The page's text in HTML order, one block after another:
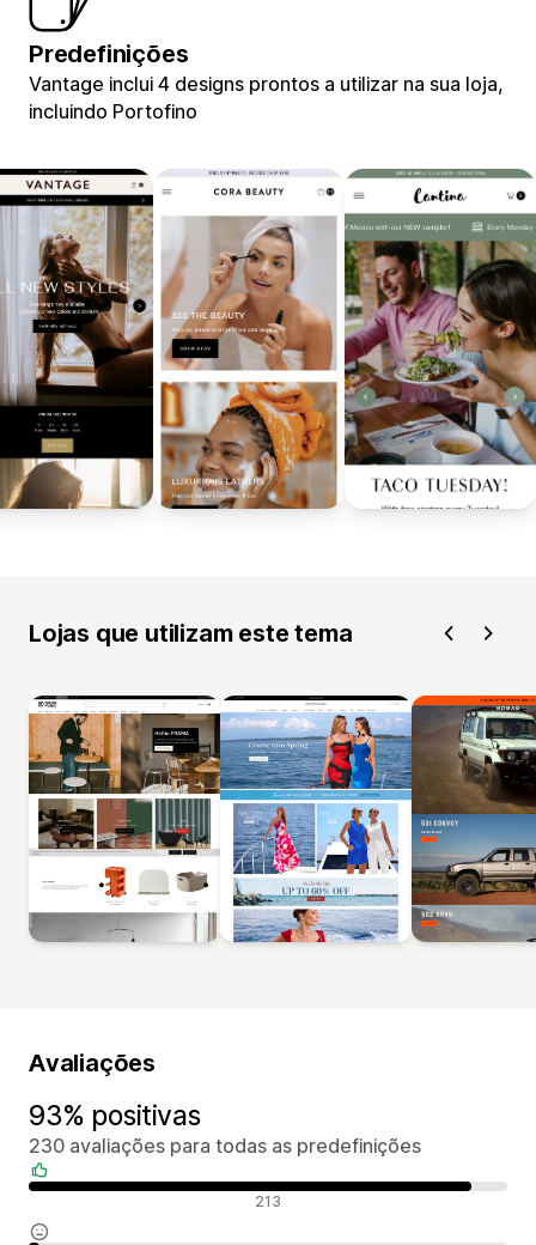
Predefinições
Vantage inclui 4 designs prontos a utilizar na sua loja,
incluindo Portofino
Lojas que utilizam este tema
Avaliações
93% positivas
230 avaliações para todas as predefinições
Avaliações positivas 213